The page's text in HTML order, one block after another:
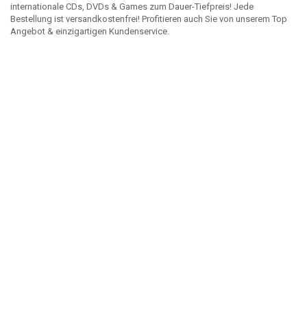
internationale CDs, DVDs & Games zum Dauer-Tiefpreis! Jede
Bestellung ist versandkostenfrei! Profitieren auch Sie von unserem Top
Angebot & einzigartigen Kundenservice.